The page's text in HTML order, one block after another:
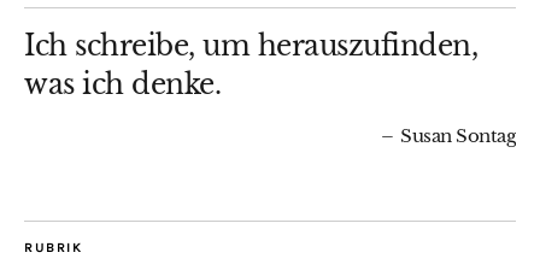
Ich schreibe, um herauszufinden,
was ich denke.
Susan Sontag
RUBRIK